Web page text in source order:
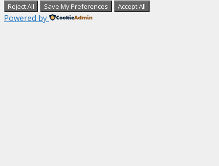
Reject All Save My Preferences Accept All
Powered by